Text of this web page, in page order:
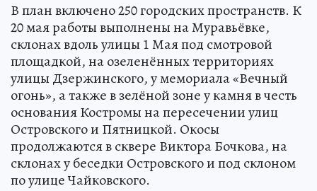
В план включено 250 городских пространств. К
20 мая работы выполнены на Муравьёвке,
склонах вдоль улицы 1 Мая под смотровой
площадкой, на озеленённых территориях
улицы Дзержинского, у мемориала «Вечный
огонь», а также в зелёной зоне у камня в честь
основания Костромы на пересечении улиц
Островского и Пятницкой. Окосы
продолжаются в сквере Виктора Бочкова, на
склонах у беседки Островского и под склоном
по улице Чайковского.